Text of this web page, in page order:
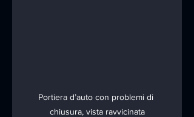
Portiera d’auto con problemi di
chiusura, vista ravvicinata